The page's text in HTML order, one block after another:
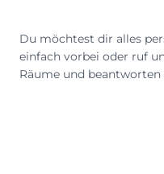
Du möchtest dir alles
einfach vorbei oder ruf
Räume und beantworten